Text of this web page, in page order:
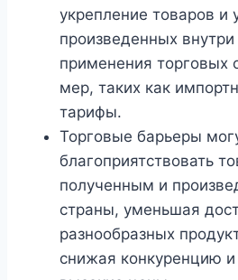
укрепление товаров и
произведенных
применения торговых
мер, таких как
тарифы.
Торговые барьеры
благоприятствовать
полученным и
страны, уменьшая
разнообразных
снижая конкуренцию и